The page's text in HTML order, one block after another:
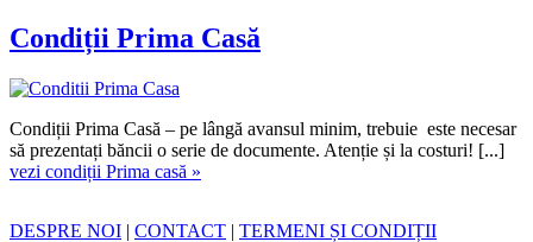
Condiții Prima Casă
Condiții Prima Casă – pe lângă avansul minim, trebuie este necesar
să prezentați băncii o serie de documente. Atenție și la costuri! [...]
vezi condiții Prima casă »
DESPRE NOI | CONTACT | TERMENI ȘI CONDIȚII